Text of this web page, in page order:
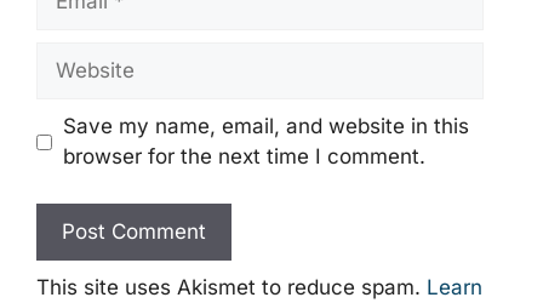
Website
Save my name, email, and website in this
browser for the next time I comment.
This site uses Akismet to reduce spam. Learn